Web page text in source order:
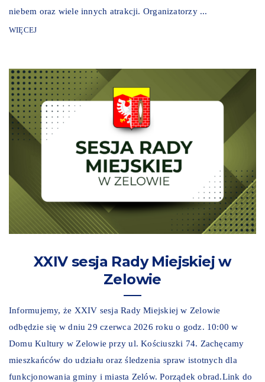
niebem oraz wiele innych atrakcji. Organizatorzy ...
WIĘCEJ
XXIV sesja Rady Miejskiej w
Zelowie
Informujemy, że XXIV sesja Rady Miejskiej w Zelowie
odbędzie się w dniu 29 czerwca 2026 roku o godz. 10:00 w
Domu Kultury w Zelowie przy ul. Kościuszki 74. Zachęcamy
mieszkańców do udziału oraz śledzenia spraw istotnych dla
funkcjonowania gminy i miasta Zelów. Porządek obrad.Link do